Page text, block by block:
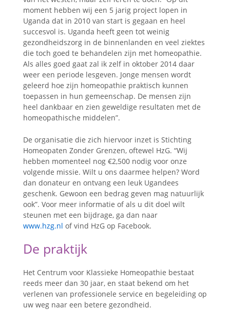
moment hebben wij een 5 jarig project lopen in
Uganda dat in 2010 van start is gegaan en heel
succesvol is. Uganda heeft geen tot weinig
gezondheidszorg in de binnenlanden en veel ziektes
die toch goed te behandelen zijn met homeopathie.
Als alles goed gaat zal ik zelf in oktober 2014 daar
weer een periode lesgeven. Jonge mensen wordt
geleerd hoe zijn homeopathie praktisch kunnen
toepassen in hun gemeenschap. De mensen zijn
heel dankbaar en zien geweldige resultaten met de
homeopathische middelen”.
De organisatie die zich hiervoor inzet is Stichting
Homeopaten Zonder Grenzen, oftewel HzG. “Wij
hebben momenteel nog €2,500 nodig voor onze
volgende missie. Wilt u ons daarmee helpen? Word
dan donateur en ontvang een leuk Ugandees
geschenk. Gewoon een bedrag geven mag natuurlijk
ook”. Voor meer informatie of als u dit doel wilt
steunen met een bijdrage, ga dan naar
www.hzg.nl of vind HzG op Facebook.
De praktijk
Het Centrum voor Klassieke Homeopathie bestaat
reeds meer dan 30 jaar, en staat bekend om het
verlenen van professionele service en begeleiding op
uw weg naar een betere gezondheid.